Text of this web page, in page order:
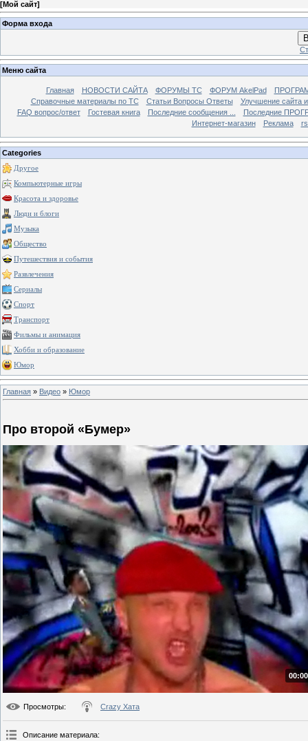
[Мой сайт]
Форма входа
Меню сайта
Главная НОВОСТИ САЙТА ФОРУМЫ TC ФОРУМ AkelPad
Справочные материалы по TС
Статьи Вопросы Ответы
Улучшение сайта
FAQ вопрос/ответ
Гостевая книга Последние сообщения ...
Последние
Интернет-магазин
Реклама
Categories
Другое
Компьютерные игры
Красота и здоровье
Люди и блоги
Музыка
Общество
Путешествия и события
Развлечения
Сериалы
Спорт
Транспорт
Фильмы и анимация
Хобби и образование
Юмор
Главная » Видео » Юмор
Про второй «Бумер»
Просмотры: Crazy Хата
Описание материала: